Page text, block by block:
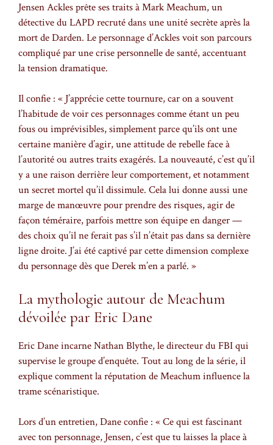
Jensen Ackles prête ses traits à Mark Meachum, un
détective du LAPD recruté dans une unité secrète après la
mort de Darden. Le personnage d’Ackles voit son parcours
compliqué par une crise personnelle de santé, accentuant
la tension dramatique.
Il confie : « J’apprécie cette tournure, car on a souvent
l’habitude de voir ces personnages comme étant un peu
fous ou imprévisibles, simplement parce qu’ils ont une
certaine manière d’agir, une attitude de rebelle face à
l’autorité ou autres traits exagérés. La nouveauté, c’est qu’il
y a une raison derrière leur comportement, et notamment
un secret mortel qu’il dissimule. Cela lui donne aussi une
marge de manœuvre pour prendre des risques, agir de
façon téméraire, parfois mettre son équipe en danger —
des choix qu’il ne ferait pas s’il n’était pas dans sa dernière
ligne droite. J’ai été captivé par cette dimension complexe
du personnage dès que Derek m’en a parlé. »
La mythologie autour de Meachum
dévoilée par Eric Dane
Eric Dane incarne Nathan Blythe, le directeur du FBI qui
supervise le groupe d’enquête. Tout au long de la série, il
explique comment la réputation de Meachum influence la
trame scénaristique.
Lors d’un entretien, Dane confie : « Ce qui est fascinant
avec ton personnage, Jensen, c’est que tu laisses la place à